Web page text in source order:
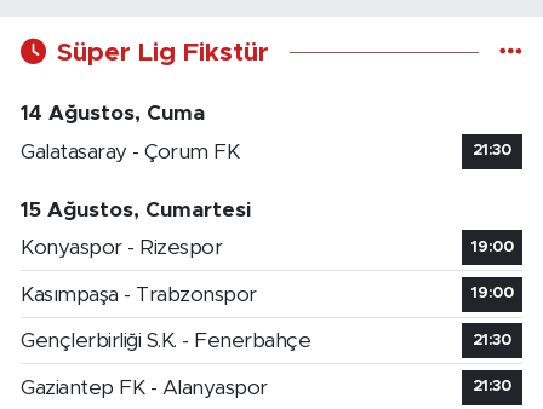
Süper Lig Fikstür
14 Ağustos, Cuma
Galatasaray - Çorum FK
21:30
15 Ağustos, Cumartesi
Konyaspor - Rizespor
19:00
Kasımpaşa - Trabzonspor 19:00
Gençlerbirliği S.K. - Fenerbahçe 21:30
Gaziantep FK - Alanyaspor 21:30